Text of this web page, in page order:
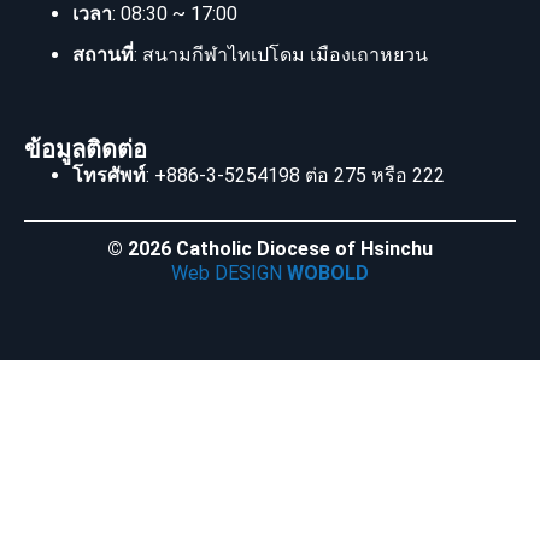
เวลา: 08:30 ~ 17:00
สถานที่: สนามกีฬาไทเปโดม เมืองเถาหยวน
ข้อมูลติดต่อ
โทรศัพท์: +886-3-5254198 ต่อ 275 หรือ 222
© 2026 Catholic Diocese of Hsinchu
Web DESIGN WOBOLD